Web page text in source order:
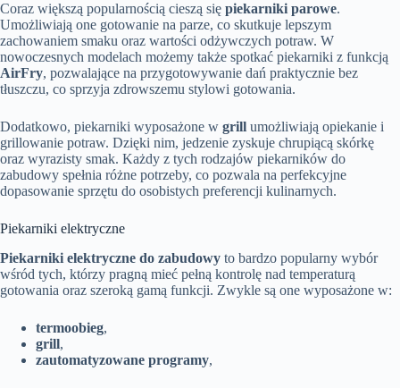
Coraz większą popularnością cieszą się piekarniki parowe.
Umożliwiają one gotowanie na parze, co skutkuje lepszym
zachowaniem smaku oraz wartości odżywczych potraw. W
nowoczesnych modelach możemy także spotkać piekarniki z funkcją
AirFry, pozwalające na przygotowywanie dań praktycznie bez
tłuszczu, co sprzyja zdrowszemu stylowi gotowania.
Dodatkowo, piekarniki wyposażone w grill umożliwiają opiekanie i
grillowanie potraw. Dzięki nim, jedzenie zyskuje chrupiącą skórkę
oraz wyrazisty smak. Każdy z tych rodzajów piekarników do
zabudowy spełnia różne potrzeby, co pozwala na perfekcyjne
dopasowanie sprzętu do osobistych preferencji kulinarnych.
Piekarniki elektryczne
Piekarniki elektryczne do zabudowy to bardzo popularny wybór
wśród tych, którzy pragną mieć pełną kontrolę nad temperaturą
gotowania oraz szeroką gamą funkcji. Zwykle są one wyposażone w:
termoobieg,
grill,
zautomatyzowane programy,